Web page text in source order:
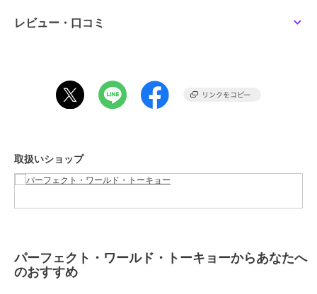
商品カテゴリ
ﾌﾘｰ
本体：アクリル、ミネラルオイ
商品のお取り扱い方法
レビュー・口コミ
取扱いショップ
パーフェクト・ワールド・トーキョーからあなたへ
のおすすめ